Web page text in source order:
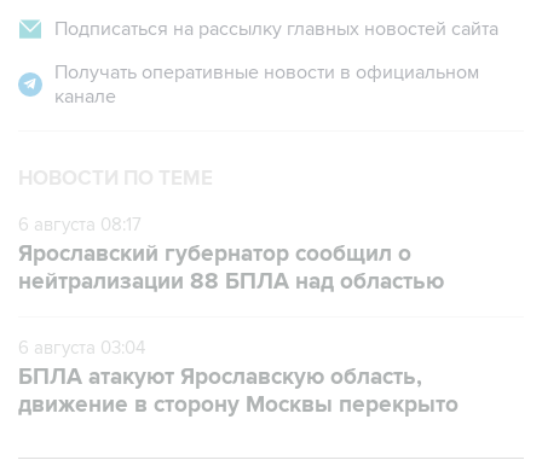
Подписаться на рассылку главных новостей сайта
Получать оперативные новости в официальном
канале
6 августа 08:17
Ярославский губернатор сообщил о
нейтрализации 88 БПЛА над областью
6 августа 03:04
БПЛА атакуют Ярославскую область,
движение в сторону Москвы перекрыто